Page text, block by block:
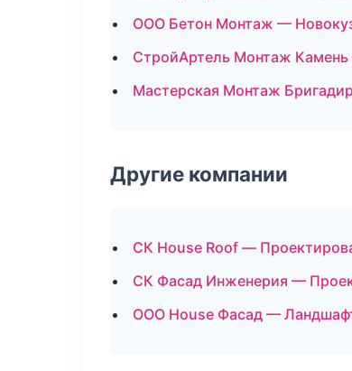
ООО Бетон Монтаж —
СтройАртель Монтаж
Мастерская Монтаж
Другие компании
СК House Roof —
СК Фасад Инженерия —
ООО House Фасад —